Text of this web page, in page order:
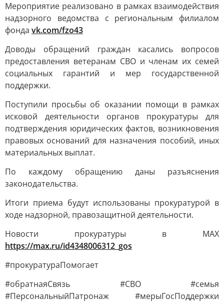
Мероприятие реализовано в рамках взаимодействия
надзорного ведомства с региональным филиалом
фонда vk.com/fzo43
Доводы обращений граждан касались вопросов
предоставления ветеранам СВО и членам их семей
социальных гарантий и мер государственной
поддержки.
Поступили просьбы об оказании помощи в рамках
исковой деятельности органов прокуратуры для
подтверждения юридических фактов, возникновения
правовых оснований для назначения пособий, иных
материальных выплат.
По каждому обращению даны разъяснения
законодательства.
Итоги приема будут использованы прокуратурой в
ходе надзорной, правозащитной деятельности.
Новости прокуратуры в МАХ
https://max.ru/id4348006312_gos
#прокуратураПомогает
#обратнаяСвязь #СВО #семья
#ПерсональныйПатронаж #мерыГосПоддержки